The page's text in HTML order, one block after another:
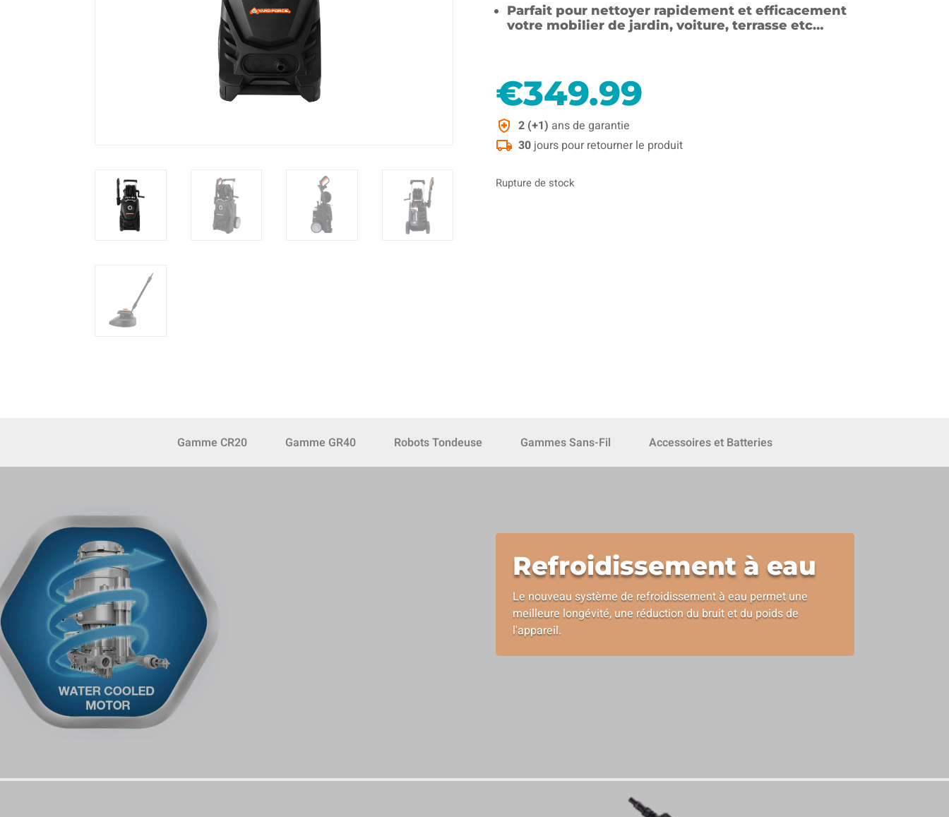
Parfait pour nettoyer rapidement et efficacement
votre mobilier de jardin, voiture, terrasse etc…
€349.99
2 (+1) ans de garantie
30jours pour retourner le produit
Rupture de stock
Gamme CR20 Gamme GR40 Robots Tondeuse Gammes Sans-Fil Accessoires et Batteries
Refroidissement à eau
Le nouveau système de refroidissement à eau permet une
meilleure longévité, une réduction du bruit et du poids de
l'appareil.